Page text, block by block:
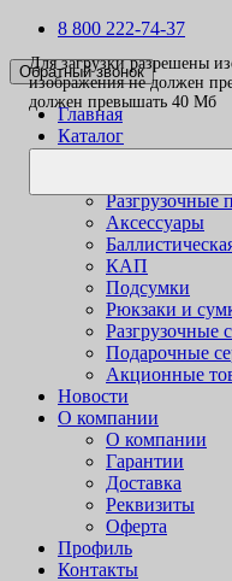
8 800 222-74-37
Обратный звонок
Главная
Каталог
Разгрузочные
Аксессуары
КАП
Подсумки
Рюкзаки и
Разгрузочные
Подарочные
Акционные
Новости
О компании
О компании
Гарантии
Доставка
Реквизиты
Оферта
Профиль
Контакты
Для загрузки разрешены
изображения не должен
должен превышать 40 Mб